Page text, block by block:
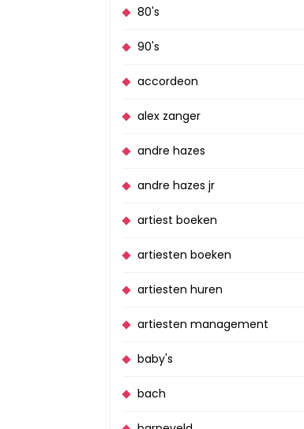
80's
90's
accordeon
alex zanger
andre hazes
andre hazes jr
artiest boeken
artiesten boeken
artiesten huren
artiesten management
baby's
bach